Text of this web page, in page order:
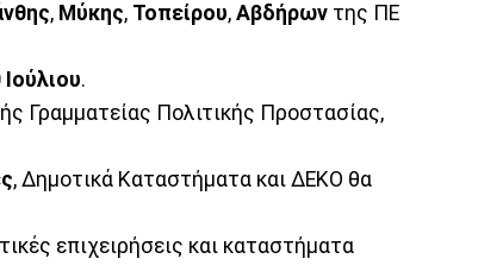
, Μύκης, Τοπείρου, Αβδήρων της ΠΕ
Ιούλιου.
Γραμματείας Πολιτικής Προστασίας,
, Δημοτικά Καταστήματα και ΔΕΚΟ θα
επιχειρήσεις και καταστήματα